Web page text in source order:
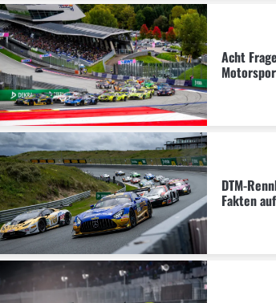
Acht
DTM-
Fakten